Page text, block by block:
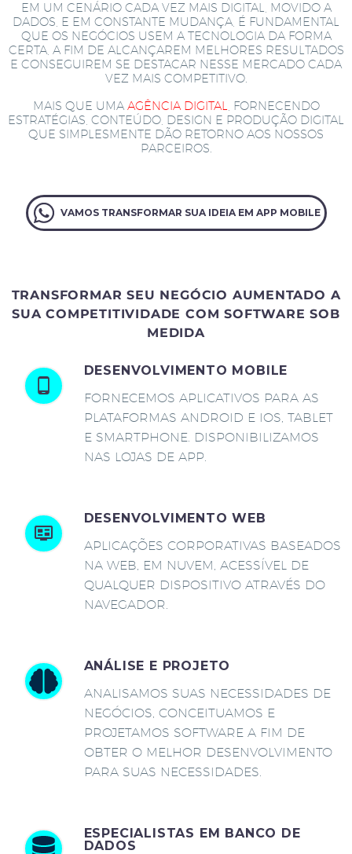
EM UM CENÁRIO CADA VEZ MAIS DIGITAL, MOVIDO A
DADOS, E EM CONSTANTE MUDANÇA, É FUNDAMENTAL
QUE OS NEGÓCIOS USEM A TECNOLOGIA DA FORMA
CERTA, A FIM DE ALCANÇAREM MELHORES RESULTADOS
E CONSEGUIREM SE DESTACAR NESSE MERCADO CADA
VEZ MAIS COMPETITIVO.
MAIS QUE UMA AGÊNCIA DIGITAL
, FORNECENDO
ESTRATÉGIAS, CONTEÚDO, DESIGN E PRODUÇÃO DIGITAL
QUE SIMPLESMENTE DÃO RETORNO AOS NOSSOS
PARCEIROS.
VAMOS TRANSFORMAR SUA IDEIA EM APP MOBILE
TRANSFORMAR SEU NEGÓCIO AUMENTADO A
SUA COMPETITIVIDADE COM SOFTWARE SOB
MEDIDA
DESENVOLVIMENTO MOBILE
FORNECEMOS APLICATIVOS PARA AS
PLATAFORMAS ANDROID E IOS, TABLET
E SMARTPHONE. DISPONIBILIZAMOS
NAS LOJAS DE APP.
DESENVOLVIMENTO WEB
APLICAÇÕES CORPORATIVAS BASEADOS
NA WEB, EM NUVEM, ACESSÍVEL DE
QUALQUER DISPOSITIVO ATRAVÉS DO
NAVEGADOR.
ANÁLISE E PROJETO
ANALISAMOS SUAS NECESSIDADES DE
NEGÓCIOS, CONCEITUAMOS E
PROJETAMOS SOFTWARE A FIM DE
OBTER O MELHOR DESENVOLVIMENTO
PARA SUAS NECESSIDADES.
ESPECIALISTAS EM BANCO DE
DADOS